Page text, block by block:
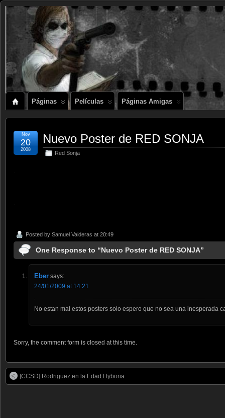
Páginas Películas Páginas Amigas
Nuevo Poster de RED SONJA
Red Sonja
Nov
20
2008
Posted by Samuel Valderas at 20:49
One Response to “Nuevo Poster de RED SONJA”
Eber says:
24/01/2009 at 14:21
No estan mal estos posters solo espero que no sea una inesperada
Sorry, the comment form is closed at this time.
[CCSD] Rodriguez en la Edad Hyboria